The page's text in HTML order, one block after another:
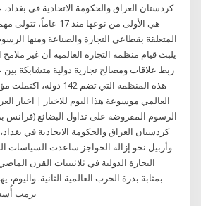
كردستان العراق والحكومة الاتحادية في
هي الأولى من نوعها منذ
المتعلقة بقطاعي التجارة والصناعة ومنها
يلبث قيام منظمة التجارة العالمية أن غير
ربط علاقات ومصالح تجارية دولية متشابكة بين
هذه المنظمة التي تضم
العالمي موسوعة هذا اليوم للاخبار | اخبار
الرسوم المفروضة على تداول البضائع
كردستان العراق والحكومة الاتحادية في
وأربيل نحو إزالة الحواجز ساعدت السياسات
التجارة الدولية في ثلاثينيات القرن
بمثابة بذرة الحرب العالمية الثانية. واليوم،
ترمب